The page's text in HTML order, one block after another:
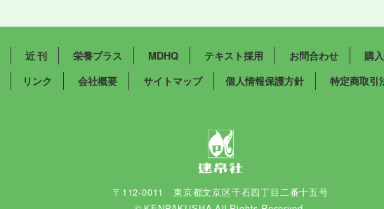
近 刊 栄養プラス MDHQ テキスト採用 お問合わせ 購
リンク
会社概要 サイトマップ 個人情報保護方針 特定商取引
〒112-0011 東京都文京区千石四丁目二番十五号